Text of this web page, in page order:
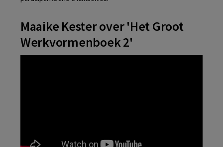
Maaike Kester over 'Het Groot
Werkvormenboek 2'